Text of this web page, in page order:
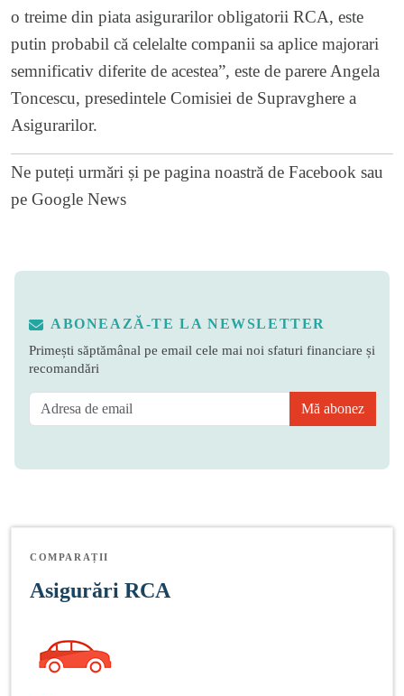
o treime din piata asigurarilor obligatorii RCA, este
putin probabil că celelalte companii sa aplice majorari
semnificativ diferite de acestea”, este de parere Angela
Toncescu, presedintele Comisiei de Supravghere a
Asigurarilor.
Ne puteți urmări și pe pagina noastră de Facebook sau
pe Google News
ABONEAZĂ-TE LA NEWSLETTER
Primești săptămânal pe email cele mai noi sfaturi financiare și
recomandări
Mă abonez
COMPARAȚII
Asigurări RCA